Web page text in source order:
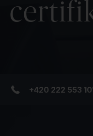
+420 222 553